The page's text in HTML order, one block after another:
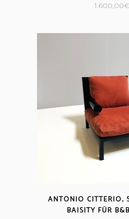
1.600,00€
ANTONIO CITTERIO,
BAISITY FÜR